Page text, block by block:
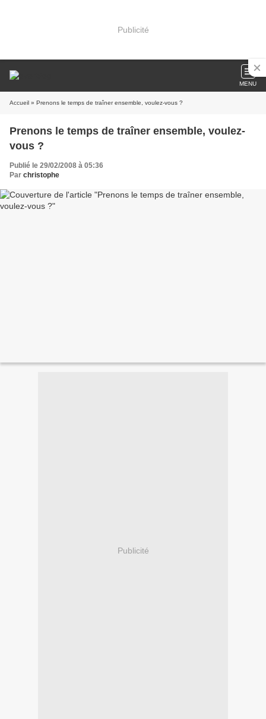
Publicité
MENU
Accueil » Prenons le temps de traîner ensemble, voulez-vous ?
Prenons le temps de traîner ensemble, voulez-
vous ?
Publié le 29/02/2008 à 05:36
Par christophe
Publicité